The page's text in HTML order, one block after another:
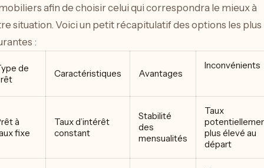
afin de choisir celui qui correspondra le mieux à
situation. Voici un petit récapitulatif des options les plus
:
de
Caractéristiques Avantages
Inconvénients
à
fixe
Taux d’intérêt
constant
Stabilité
des
mensualités
Taux
plus élevé au
départ